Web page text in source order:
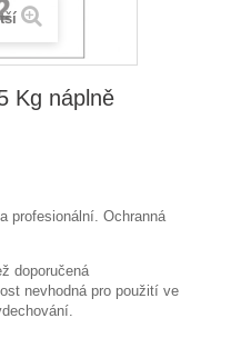
Kg náplně
profesionální. Ochranná
doporučená
nevhodná pro použití ve